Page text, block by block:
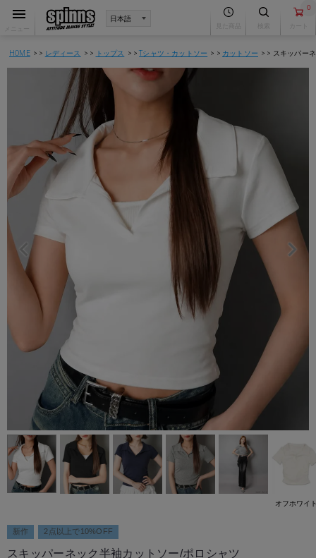
0
HOME レディース トップス Tシャツ・カットソー カットソー スキッパー
新作 2点以上で10%OFF
スキッパーネック半袖カットソー/ポロシャツ
オフホワイ